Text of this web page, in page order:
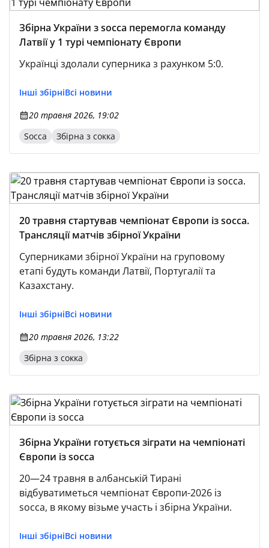
Збірна України з socca перемогла команду
Латвії у 1 турі чемпіонату Європи
Українці здолали суперника з рахунком 5:0.
Інші збірніВсі новини
20 травня 2026, 19:02
Socca
Збірна з сокка
20 травня стартував чемпіонат Європи із socca.
Трансляції матчів збірної України
Суперниками збірної України на груповому
етапі будуть команди Латвії, Португалії та
Казахстану.
Інші збірніВсі новини
20 травня 2026, 13:22
Збірна з сокка
Збірна України готується зіграти на чемпіонаті
Європи із socca
20—24 травня в албанській Тирані
відбуватиметься чемпіонат Європи-2026 із
socca, в якому візьме участь і збірна України.
Інші збірніВсі новини